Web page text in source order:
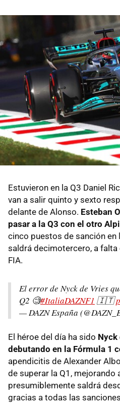
Estuvieron en la Q3 Daniel
van a salir quinto y sexto
delante de Alonso. Esteban
pasar a la Q3 con el otro
cinco puestos de sanción en
saldrá decimotercero, a
FIA.
El error de Nyck de Vries
Q2 🧐#ItaliaDAZNF1 🇮🇹
— DAZN España
El héroe del día ha sido Nyck
debutando en la Fórmula 1
apendicitis de Alexander
de superar la Q1, mejorando
presumiblemente saldrá
gracias a todas las